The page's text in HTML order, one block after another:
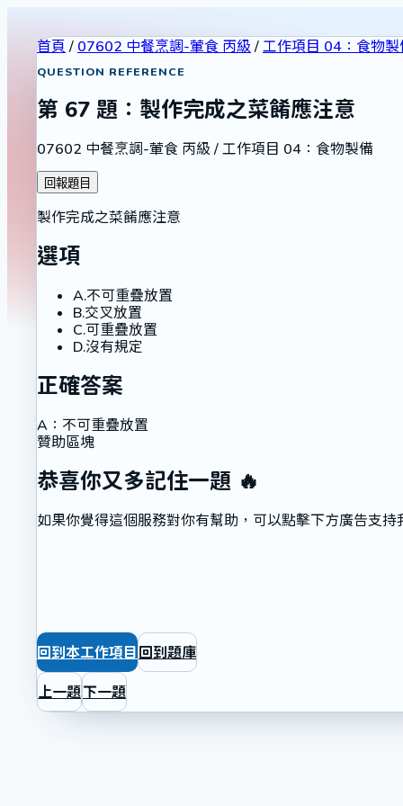
首頁 / 07602 中餐烹調-葷食 丙級 / 工作項目 04：食物製
QUESTION REFERENCE
第 67 題： 製作完成之菜餚應注意
07602 中餐烹調-葷食 丙級 / 工作項目 04：食物製備
回報題目
製作完成之菜餚應注意
選項
A.不可重疊放置
B.交叉放置
C.可重疊放置
D.沒有規定
正確答案
A ： 不可重疊放置
贊助區塊
恭喜你又多記住一題 🔥
如果你覺得這個服務對你有幫助，可以點擊下方廣告支持
回到本工作項目 回到題庫
上一題下一題